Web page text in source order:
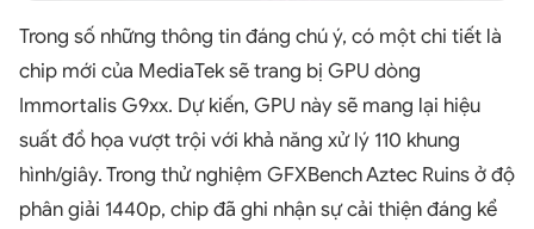
Trong số những thông tin đáng chú ý, có một chi tiết là
chip mới của MediaTek sẽ trang bị GPU dòng
Immortalis G9xx. Dự kiến, GPU này sẽ mang lại hiệu
suất đồ họa vượt trội với khả năng xử lý 110 khung
hình/giây. Trong thử nghiệm GFXBench Aztec Ruins ở độ
phân giải 1440p, chip đã ghi nhận sự cải thiện đáng kể